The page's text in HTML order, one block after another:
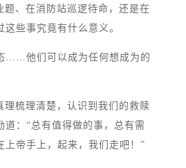
、在消防站巡逻待命，还是在
些事究竟有什么意义。
……他们可以成为任何想成为的
梳理清楚，认识到我们的救赎
：“总有值得做的事，总有需
帝手上，起来，我们走吧！”